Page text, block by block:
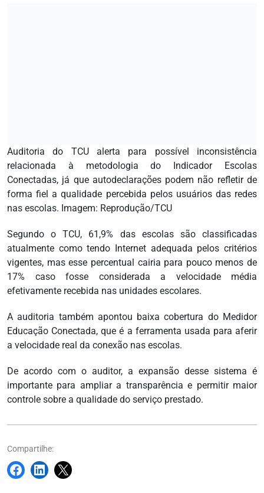
Auditoria do TCU alerta para possível inconsistência
relacionada à metodologia do Indicador Escolas
Conectadas, já que autodeclarações podem não refletir de
forma fiel a qualidade percebida pelos usuários das redes
nas escolas. Imagem: Reprodução/TCU
Segundo o TCU, 61,9% das escolas são classificadas
atualmente como tendo Internet adequada pelos critérios
vigentes, mas esse percentual cairia para pouco menos de
17% caso fosse considerada a velocidade média
efetivamente recebida nas unidades escolares.
A auditoria também apontou baixa cobertura do Medidor
Educação Conectada, que é a ferramenta usada para aferir
a velocidade real da conexão nas escolas.
De acordo com o auditor, a expansão desse sistema é
importante para ampliar a transparência e permitir maior
controle sobre a qualidade do serviço prestado.
Compartilhe: